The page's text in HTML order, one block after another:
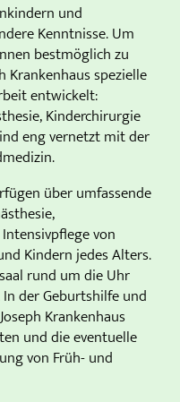
und
Kenntnisse. Um
bestmöglich zu
Krankenhaus spezielle
entwickelt:
Kinderchirurgie
eng vernetzt mit der
über umfassende
von
Kindern jedes Alters.
rund um die Uhr
der Geburtshilfe und
Krankenhaus
und die eventuelle
von Früh- und